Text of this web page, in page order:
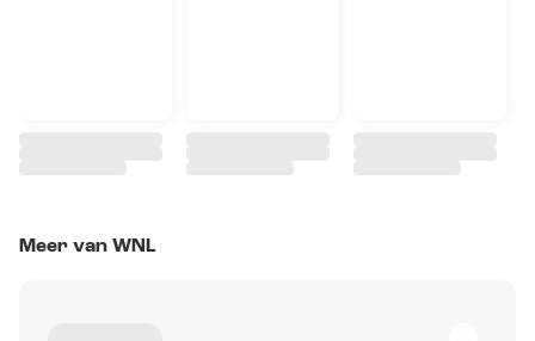
Meer van WNL